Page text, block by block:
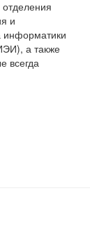
и
информатики
а также
всегда